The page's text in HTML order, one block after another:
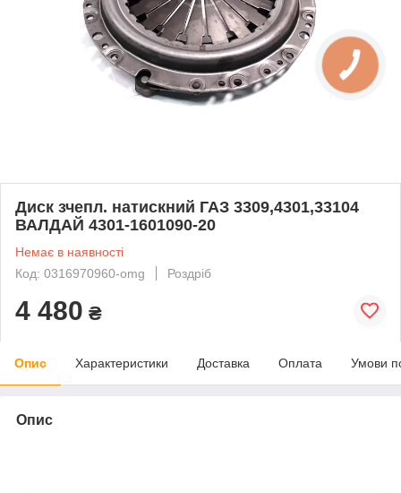
Диск зчепл. натискний ГАЗ 3309,4301,33104
ВАЛДАЙ 4301-1601090-20
Немає в наявності
Код: 0316970960-omg
Роздріб
4 480 ₴
Опис Характеристики Доставка Оплата Умови
Опис